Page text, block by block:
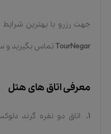
جهت رزرو با بهترین شرایط
TourNegar تماس بگیرید و
معرفی اتاق های هتل
1. اتاق دو نفره گرند